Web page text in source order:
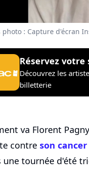
photo : Capture d'écran
Réservez votre
Découvrez les
billetterie
va Florent
contre son
une tournée d'été